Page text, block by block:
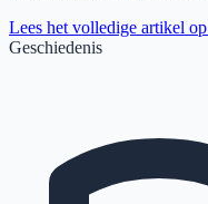
Lees het volledige artikel op
Geschiedenis